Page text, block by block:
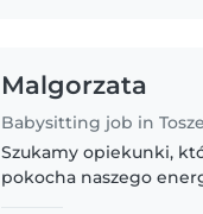
Malgorzata
Babysitting job in
Szukamy opiekunki,
pokocha naszego